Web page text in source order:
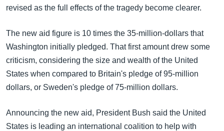
ရန်
သို့
ကျော်
ရန်
revised as the full effects of the tragedy become clearer.
The new aid figure is 10 times the 35-million-dollars that
Washington initially pledged. That first amount drew some
criticism, considering the size and wealth of the United
States when compared to Britain's pledge of 95-million
dollars, or Sweden's pledge of 75-million dollars.
Announcing the new aid, President Bush said the United
States is leading an international coalition to help with